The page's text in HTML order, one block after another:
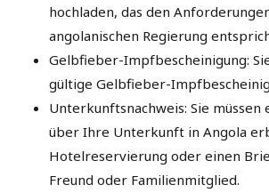
hochladen, das den
angolanischen Regierung
Gelbfieber-Impfbescheinigung:
gültige Gelbfieber-
Unterkunftsnachweis: Sie müssen
über Ihre Unterkunft in Angola
Hotelreservierung oder einen
Freund oder Familienmitglied.